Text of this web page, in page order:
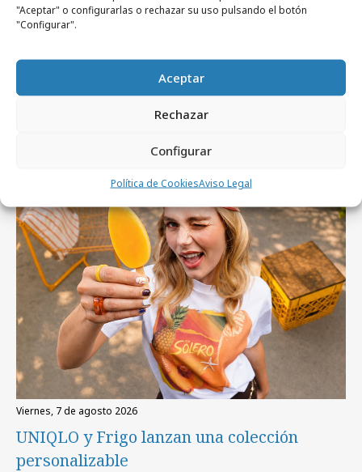
"Aceptar" o configurarlas o rechazar su uso pulsando el botón
"Configurar".
Aceptar
Rechazar
Configurar
Política de CookiesAviso Legal
publicidad
Artículos recientes
viernes, 7 de agosto 2026
UNIQLO y Frigo lanzan una colección
personalizable